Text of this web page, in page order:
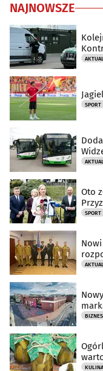
NAJNOWSZE
SPORT
Oto
SPORT
BIZNES